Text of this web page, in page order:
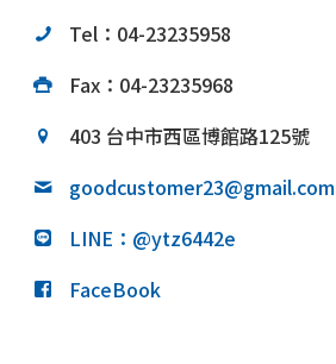
Tel：04-23235958
Fax：04-23235968
403 台中市西區博館路125號
goodcustomer23@gmail.com
LINE：@ytz6442e
FaceBook